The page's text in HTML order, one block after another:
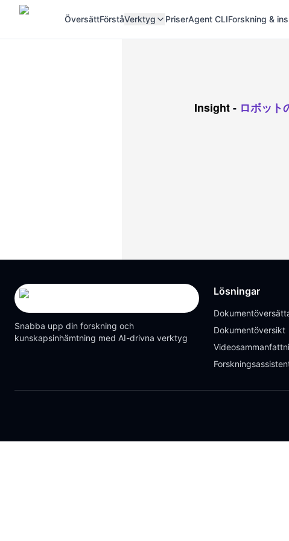
ÖversättFörståVerktyg PriserAgent CLIForskning &
Insight- ロボット
Snabba upp din forskning och
kunskapsinhämtning med AI-drivna verktyg
Lösningar
Dokumentöversikt